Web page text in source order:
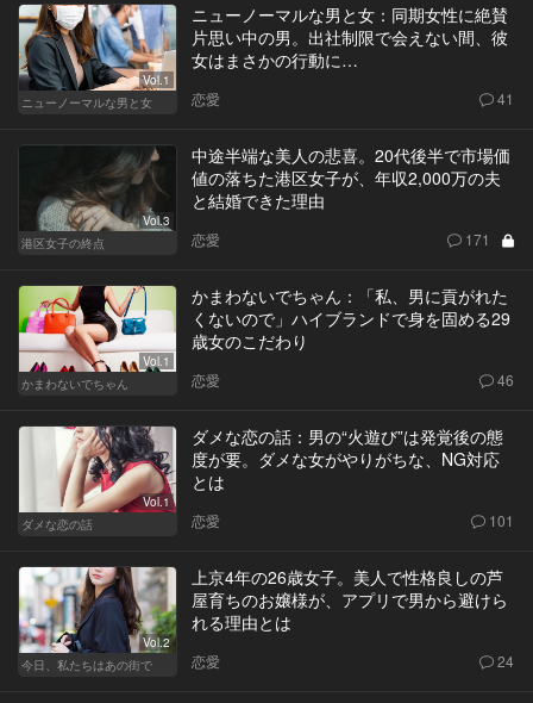
Vol.1
ニューノーマルな男と女
ニューノーマルな男と女：同期女性に絶賛
片思い中の男。出社制限で会えない間、彼
女はまさかの行動に…
恋愛 41
Vol.3
港区女子の終点
中途半端な美人の悲喜。20代後半で市場価
値の落ちた港区女子が、年収2,000万の夫
と結婚できた理由
恋愛 171
Vol.1
かまわないでちゃん
かまわないでちゃん：「私、男に貢がれた
くないので」ハイブランドで身を固める29
歳女のこだわり
恋愛 46
Vol.1
ダメな恋の話
ダメな恋の話：男の“火遊び”は発覚後の態
度が要。ダメな女がやりがちな、NG対応
とは
恋愛 101
Vol.2
今日、私たちはあの街で
上京4年の26歳女子。美人で性格良しの芦
屋育ちのお嬢様が、アプリで男から避けら
れる理由とは
恋愛 24